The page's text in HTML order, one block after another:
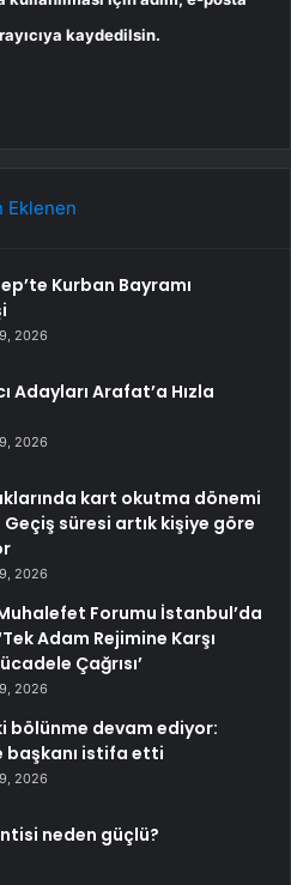
kaydedilsin.
Eklenen
Kurban Bayramı
2026
Adayları Arafat’a Hızla
2026
kart okutma dönemi
Geçiş süresi artık kişiye göre
2026
Forumu İstanbul’da
Adam Rejimine Karşı
Çağrısı’
2026
bölünme devam ediyor:
başkanı istifa etti
2026
neden güçlü?